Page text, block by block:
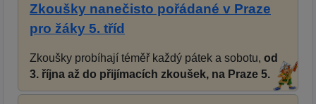
Zkoušky nanečisto pořádané v Praze
pro žáky 5. tříd
Zkoušky probíhají téměř každý pátek a sobotu, od
3. října až do přijímacích zkoušek, na Praze 5.